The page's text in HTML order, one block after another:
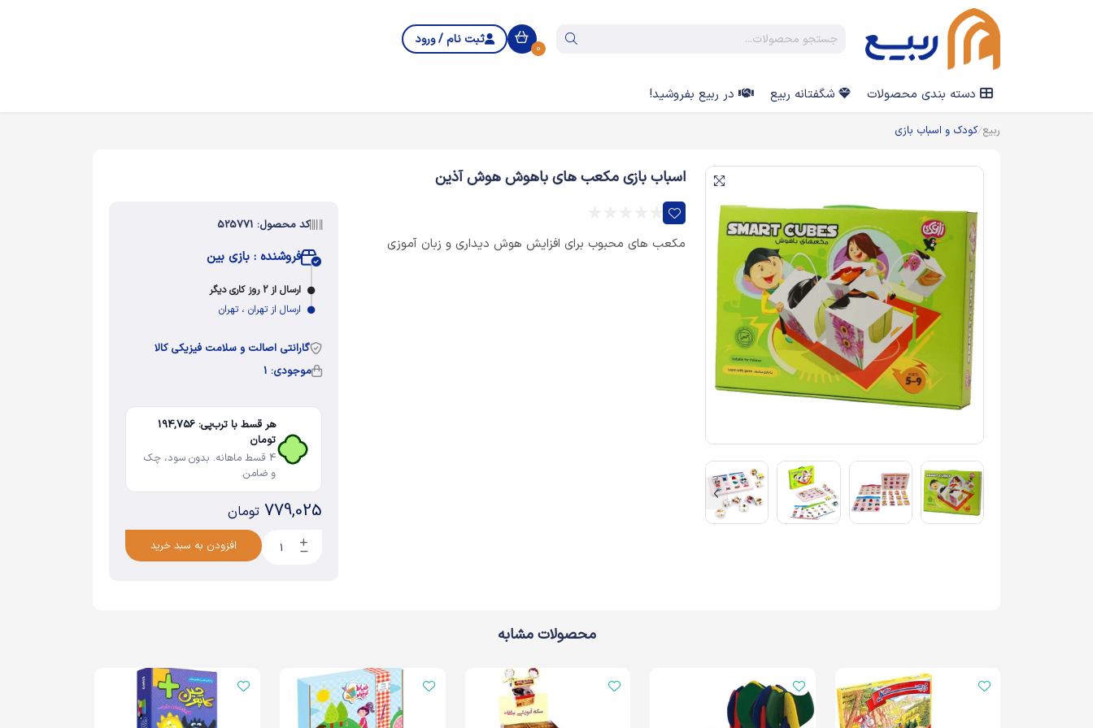
0
ثبت نام / ورود
دسته بندی محصولات شگفتانه ربیع در ربیع بفروشید!
ربیع کودک و اسباب بازی
اسباب بازی مکعب های باهوش هوش آذین
مکعب های محبوب برای افزایش هوش دیداری و زبان آموزی
کد محصول: 525771
فروشنده : بازی بین
ارسال از 2 روز کاری دیگر
ارسال از تهران ، تهران
گارانتی اصالت و سلامت فیزیکی کالا
موجودی: 1
هر قسط با ترب‌پی: 194,756
تومان
4 قسط ماهانه. بدون سود، چک
و ضامن.
779,025 تومان
افزودن به سبد خرید
محصولات مشابه